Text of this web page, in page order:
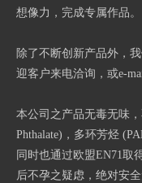
想像力，完成专属作品。
除了不断创新产品外，
迎客户来电洽询，或e-
本公司之产品无毒无味
Phthalate)，多环芳烃
同时也通过欧盟EN71取
后不孕之疑虑，绝对安全